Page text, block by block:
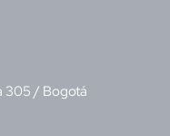
305 / Bogotá